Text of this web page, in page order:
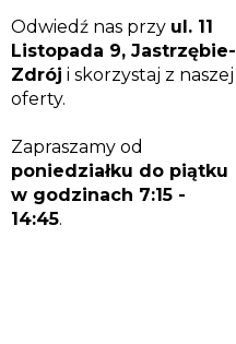
Odwiedź nas przy ul. 11
Listopada 9, Jastrzębie-
Zdrój i skorzystaj z naszej
oferty.
Zapraszamy od
poniedziałku do piątku
w godzinach 7:15 -
14:45.